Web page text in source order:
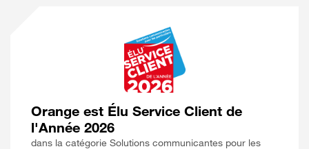
Orange est Élu Service Client de
l'Année 2026
dans la catégorie Solutions communicantes pour les